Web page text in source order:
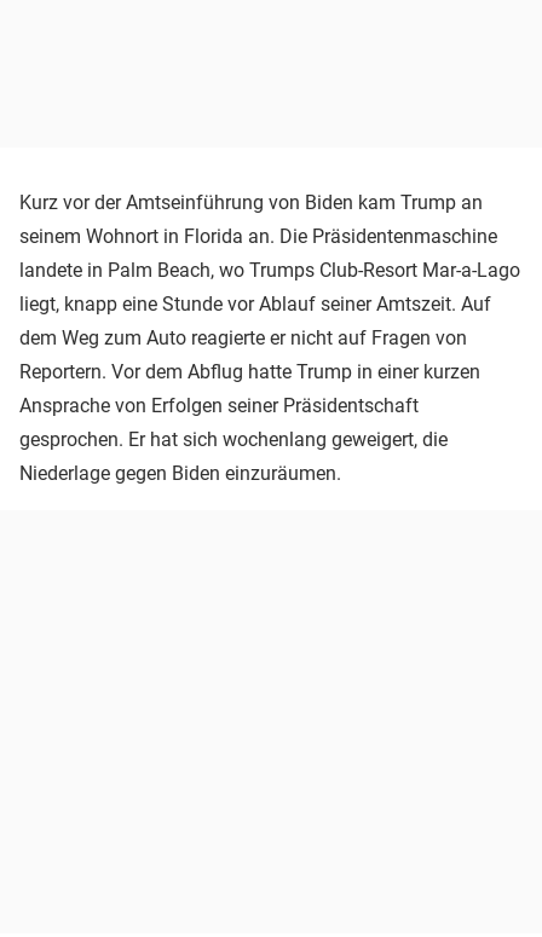
Kurz vor der Amtseinführung von Biden kam Trump an
seinem Wohnort in Florida an. Die Präsidentenmaschine
landete in Palm Beach, wo Trumps Club-Resort Mar-a-Lago
liegt, knapp eine Stunde vor Ablauf seiner Amtszeit. Auf
dem Weg zum Auto reagierte er nicht auf Fragen von
Reportern. Vor dem Abflug hatte Trump in einer kurzen
Ansprache von Erfolgen seiner Präsidentschaft
gesprochen. Er hat sich wochenlang geweigert, die
Niederlage gegen Biden einzuräumen.